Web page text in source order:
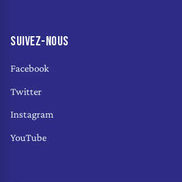
SUIVEZ-NOUS
Facebook
Twitter
Instagram
YouTube